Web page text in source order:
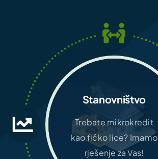
Stanovništvo
Trebate mikrokredit
kao fičko lice? Imamo
rješenje za Vas!